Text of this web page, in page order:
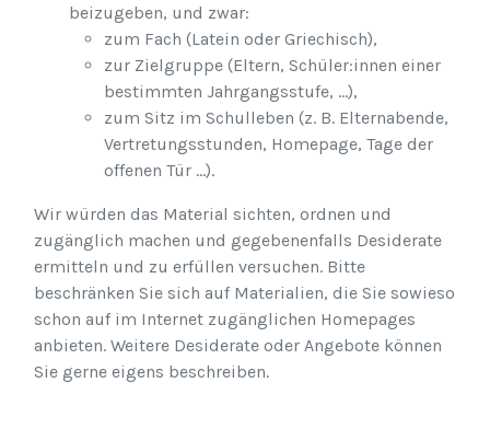
beizugeben, und zwar:
zum Fach (Latein oder Griechisch),
zur Zielgruppe (Eltern, Schüler:innen einer
bestimmten Jahrgangsstufe, ...),
zum Sitz im Schulleben (z. B. Elternabende,
Vertretungsstunden, Homepage, Tage der
offenen Tür ...).
Wir würden das Material sichten, ordnen und
zugänglich machen und gegebenenfalls Desiderate
ermitteln und zu erfüllen versuchen. Bitte
beschränken Sie sich auf Materialien, die Sie sowieso
schon auf im Internet zugänglichen Homepages
anbieten. Weitere Desiderate oder Angebote können
Sie gerne eigens beschreiben.